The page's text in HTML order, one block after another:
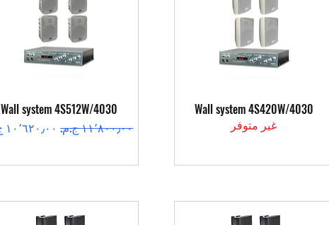
العرض السريع
Wall system 4S420W/4030
غير متوفر
العرض السريع
Wall system 4S512W/4030
سعر عادي‏١١٬٨٠٠٫٠٠ ج.م.‏ سعر البيع